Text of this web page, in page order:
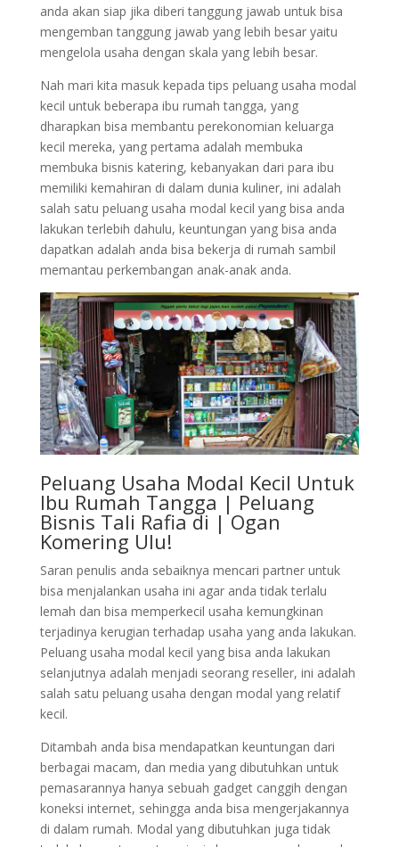
anda akan siap jika diberi tanggung jawab untuk bisa
mengemban tanggung jawab yang lebih besar yaitu
mengelola usaha dengan skala yang lebih besar.
Nah mari kita masuk kepada tips peluang usaha modal
kecil untuk beberapa ibu rumah tangga, yang
dharapkan bisa membantu perekonomian keluarga
kecil mereka, yang pertama adalah membuka
membuka bisnis katering, kebanyakan dari para ibu
memiliki kemahiran di dalam dunia kuliner, ini adalah
salah satu peluang usaha modal kecil yang bisa anda
lakukan terlebih dahulu, keuntungan yang bisa anda
dapatkan adalah anda bisa bekerja di rumah sambil
memantau perkembangan anak-anak anda.
Peluang Usaha Modal Kecil Untuk
Ibu Rumah Tangga | Peluang
Bisnis Tali Rafia di | Ogan
Komering Ulu!
Saran penulis anda sebaiknya mencari partner untuk
bisa menjalankan usaha ini agar anda tidak terlalu
lemah dan bisa memperkecil usaha kemungkinan
terjadinya kerugian terhadap usaha yang anda lakukan.
Peluang usaha modal kecil yang bisa anda lakukan
selanjutnya adalah menjadi seorang reseller, ini adalah
salah satu peluang usaha dengan modal yang relatif
kecil.
Ditambah anda bisa mendapatkan keuntungan dari
berbagai macam, dan media yang dibutuhkan untuk
pemasarannya hanya sebuah gadget canggih dengan
koneksi internet, sehingga anda bisa mengerjakannya
di dalam rumah. Modal yang dibutuhkan juga tidak